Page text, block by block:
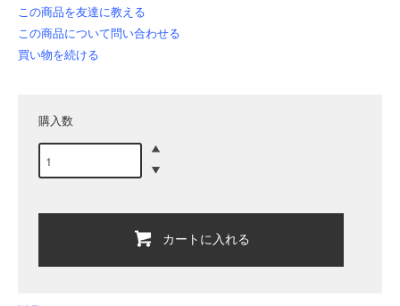
この商品を友達に教える
この商品について問い合わせる
買い物を続ける
購入数
カートに入れる